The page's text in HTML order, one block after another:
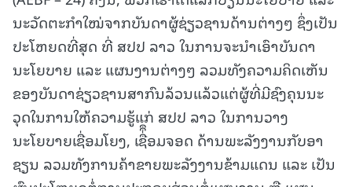
ນະວັດຕະກຳໃໝ່ຈາກບັນດາຜູ້ຊ່ຽວຊານດ້ານຕ່າງໆ ຊຶ່ງເປັນ
ປະໂຫຍດທີ່ສຸດ ທີ່ ສປປ ລາວ ໃນການຈະນຳເອົາບັນດາ
ນະໂຍບາຍ ແລະ ແຜນງານຕ່າງໆ ລວມທັງຄວາມຄິດເຫັນ
ຂອງບັນດາຊ່ຽວຊານສາກົນລ້ວນແລ້ວແຕ່ຜູ້ທີ່ມີຊົງຄຸນນະ
ວຸດໃນການໃຫ້ຄວາມຮູ້ແກ່ ສປປ ລາວ ໃນການວາງ
ນະໂຍບາຍເຊື່ອມໂຍງ, ເຊື່ຶຶອມຈອດ ດ້ານພະລັງງານກັບອາ
ຊຽນ ລວມທັງການຄ້າຂາຍພະລັງງານຂ້າມແດນ ແລະ ເປັນ